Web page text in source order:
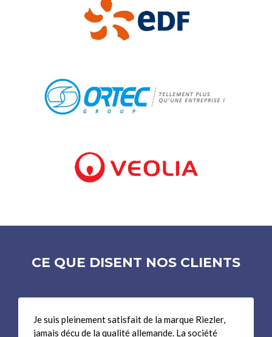
CE QUE DISENT NOS CLIENTS
Je suis pleinement satisfait de la marque Riezler,
jamais décu de la qualité allemande. La société